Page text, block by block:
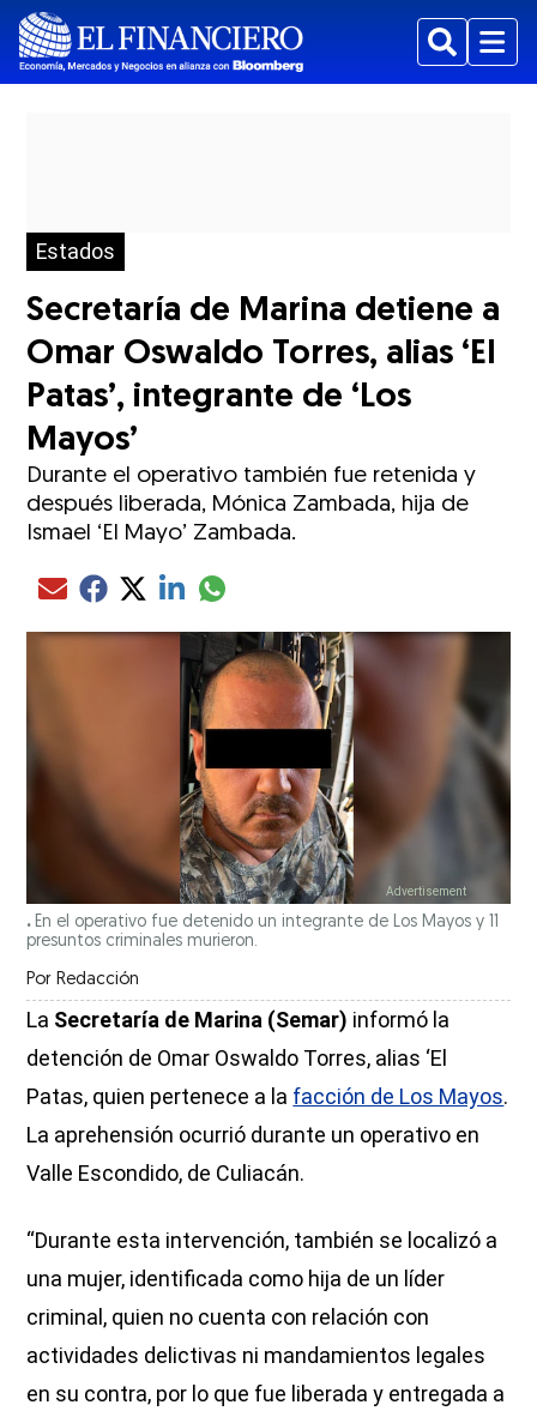
BuscarMenu
Estados
Secretaría de Marina detiene a
Omar Oswaldo Torres, alias ‘El
Patas’, integrante de ‘Los
Mayos’
Durante el operativo también fue retenida y
después liberada, Mónica Zambada, hija de
Ismael ‘El Mayo’ Zambada.
Compartir el artículo actual mediante Email
Compartir el artículo actual mediante Facebook
Compartir el artículo actual mediante Twitter
Compartir el artículo actual mediante LinkedIn
Compartir el artículo actual mediante
. En el operativo fue detenido un integrante de Los Mayos y 11
presuntos criminales murieron.
Por Redacción
La Secretaría de Marina (Semar) informó la
detención de Omar Oswaldo Torres, alias ‘El
Patas, quien pertenece a la facción de Los Mayos.
La aprehensión ocurrió durante un operativo en
Valle Escondido, de Culiacán.
“Durante esta intervención, también se localizó a
una mujer, identificada como hija de un líder
criminal, quien no cuenta con relación con
actividades delictivas ni mandamientos legales
en su contra, por lo que fue liberada y entregada a